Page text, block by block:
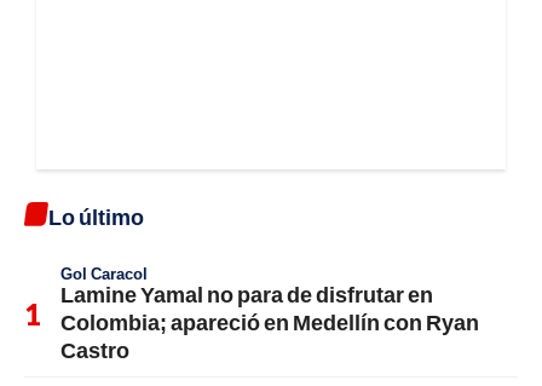
Lo último
Gol Caracol
Lamine Yamal no para de disfrutar en
Colombia; apareció en Medellín con Ryan
Castro